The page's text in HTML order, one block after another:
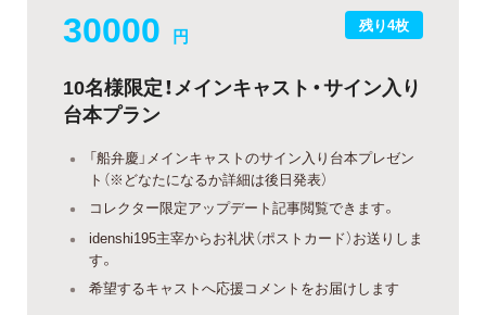
残り4枚
30000 円
10名様限定！メインキャスト・サイン入り
台本プラン
「船弁慶」メインキャストのサイン入り台本プレゼン
ト（※どなたになるか詳細は後日発表）
コレクター限定アップデート記事閲覧できます。
idenshi195主宰からお礼状（ポストカード）お送りしま
す。
希望するキャストへ応援コメントをお届けします